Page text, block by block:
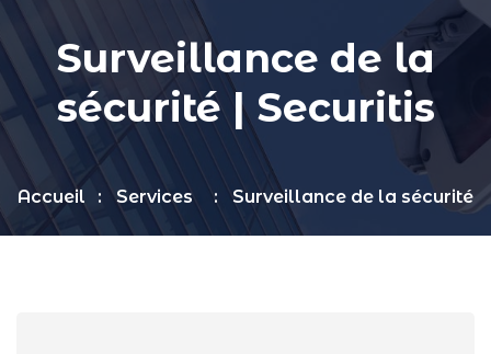
Surveillance de la
sécurité | Securitis
Accueil Services Surveillance de la sécurité